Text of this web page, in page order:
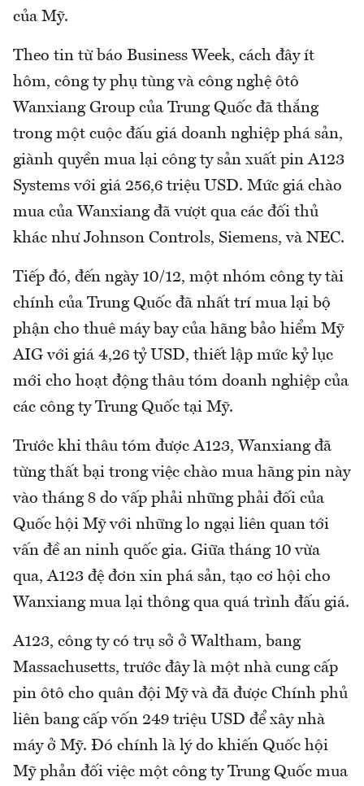
của Mỹ.
Theo tin từ báo Business Week, cách đây ít
hôm, công ty phụ tùng và công nghệ ôtô
Wanxiang Group của Trung Quốc đã thắng
trong một cuộc đấu giá doanh nghiệp phá sản,
giành quyền mua lại công ty sản xuất pin A123
Systems với giá 256,6 triệu USD. Mức giá chào
mua của Wanxiang đã vượt qua các đối thủ
khác như Johnson Controls, Siemens, và NEC.
Tiếp đó, đến ngày 10/12, một nhóm công ty tài
chính của Trung Quốc đã nhất trí mua lại bộ
phận cho thuê máy bay của hãng bảo hiểm Mỹ
AIG với giá 4,26 tỷ USD, thiết lập mức kỷ lục
mới cho hoạt động thâu tóm doanh nghiệp của
các công ty Trung Quốc tại Mỹ.
Trước khi thâu tóm được A123, Wanxiang đã
từng thất bại trong việc chào mua hãng pin này
vào tháng 8 do vấp phải những phải đối của
Quốc hội Mỹ với những lo ngại liên quan tới
vấn đề an ninh quốc gia. Giữa tháng 10 vừa
qua, A123 đệ đơn xin phá sản, tạo cơ hội cho
Wanxiang mua lại thông qua quá trình đấu giá.
A123, công ty có trụ sở ở Waltham, bang
Massachusetts, trước đây là một nhà cung cấp
pin ôtô cho quân đội Mỹ và đã được Chính phủ
liên bang cấp vốn 249 triệu USD để xây nhà
máy ở Mỹ. Đó chính là lý do khiến Quốc hội
Mỹ phản đối việc một công ty Trung Quốc mua